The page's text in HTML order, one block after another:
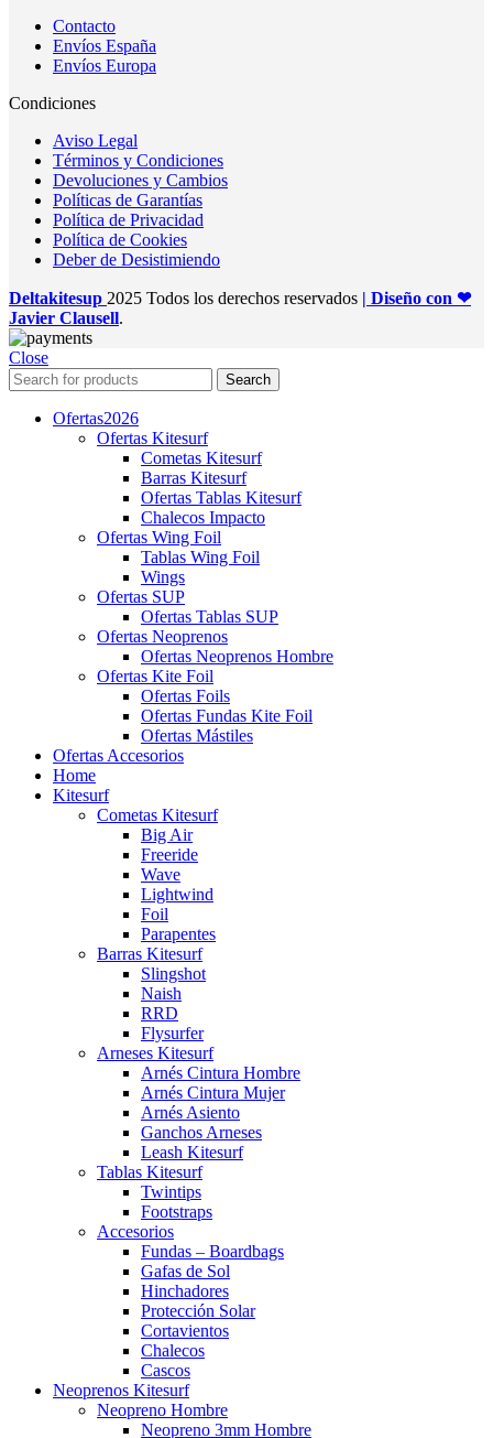
Contacto
Envíos España
Envíos Europa
Condiciones
Aviso Legal
Términos y Condiciones
Devoluciones y Cambios
Políticas de Garantías
Política de Privacidad
Política de Cookies
Deber de Desistimiendo
Deltakitesup 2025 Todos los derechos reservados | Diseño con ❤
Javier Clausell.
Close
Search
Ofertas2026
Ofertas Kitesurf
Cometas Kitesurf
Barras Kitesurf
Ofertas Tablas Kitesurf
Chalecos Impacto
Ofertas Wing Foil
Tablas Wing Foil
Wings
Ofertas SUP
Ofertas Tablas SUP
Ofertas Neoprenos
Ofertas Neoprenos Hombre
Ofertas Kite Foil
Ofertas Foils
Ofertas Fundas Kite Foil
Ofertas Mástiles
Ofertas Accesorios
Home
Kitesurf
Cometas Kitesurf
Big Air
Freeride
Wave
Lightwind
Foil
Parapentes
Barras Kitesurf
Slingshot
Naish
RRD
Flysurfer
Arneses Kitesurf
Arnés Cintura Hombre
Arnés Cintura Mujer
Arnés Asiento
Ganchos Arneses
Leash Kitesurf
Tablas Kitesurf
Twintips
Footstraps
Accesorios
Fundas – Boardbags
Gafas de Sol
Hinchadores
Protección Solar
Cortavientos
Chalecos
Cascos
Neoprenos Kitesurf
Neopreno Hombre
Neopreno 3mm Hombre